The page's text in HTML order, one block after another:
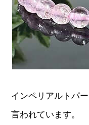
インペリアルトパ
言われています。